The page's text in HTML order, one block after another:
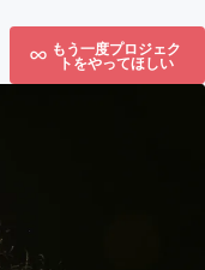
もう一度プロジェク
トをやってほしい